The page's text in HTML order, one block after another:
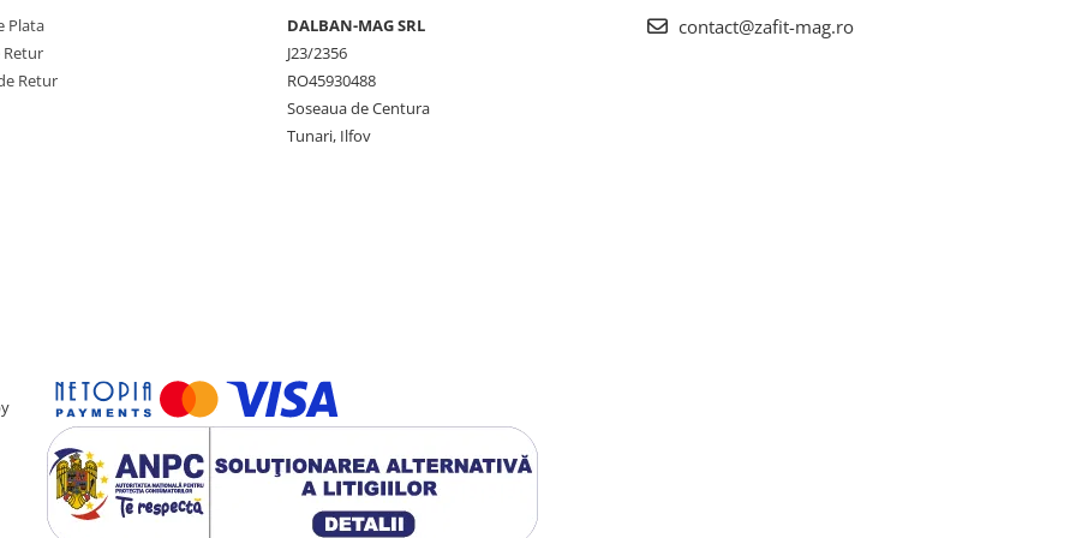
fiecare utilizare. Evitati
care doresc sa ofere
cadita un produs
Plata
Retur
Retur
DALBAN-MAG SRL
J23/2356
RO45930488
Soseaua de Centura
Tunari, Ilfov
contact@zafit-mag.ro